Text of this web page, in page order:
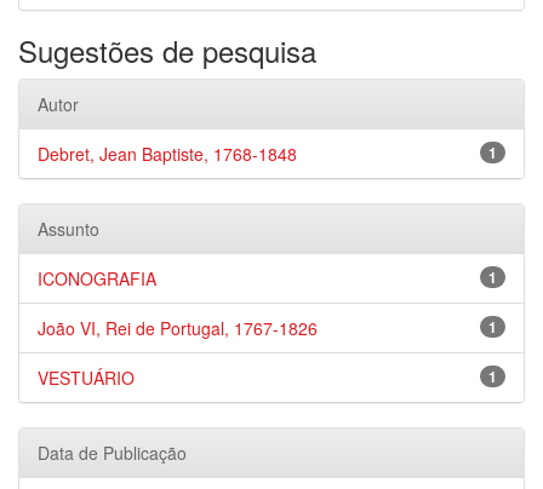
Sugestões de pesquisa
Autor
1
Debret, Jean Baptiste, 1768-1848
Assunto
1
ICONOGRAFIA
1
João VI, Rei de Portugal, 1767-1826
1
VESTUÁRIO
Data de Publicação